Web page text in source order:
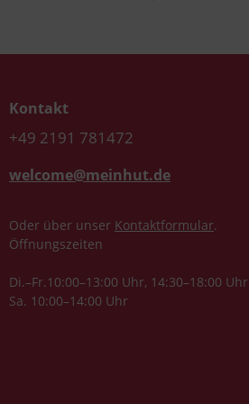
Kontakt
+49 2191 781472
welcome@meinhut.de
Oder über unser Kontaktformular.
Öffnungszeiten
Di.–Fr.10:00–13:00 Uhr, 14:30–18:00 Uhr
Sa. 10:00–14:00 Uhr